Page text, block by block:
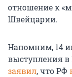
отношение к
Швейцарии.
Напомним, 14
выступления в
заявил, что РФ